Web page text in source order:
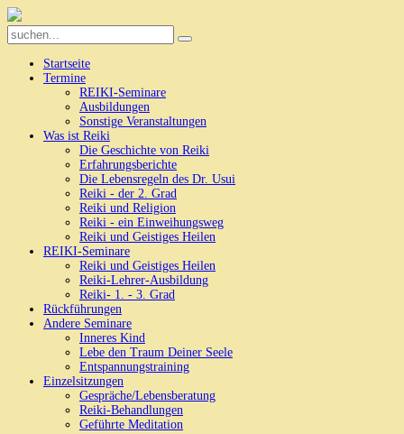
Startseite
Termine
REIKI-Seminare
Ausbildungen
Sonstige Veranstaltungen
Was ist Reiki
Die Geschichte von Reiki
Erfahrungsberichte
Die Lebensregeln des Dr. Usui
Reiki - der 2. Grad
Reiki und Religion
Reiki - ein Einweihungsweg
Reiki und Geistiges Heilen
REIKI-Seminare
Reiki und Geistiges Heilen
Reiki-Lehrer-Ausbildung
Reiki- 1. - 3. Grad
Rückführungen
Andere Seminare
Inneres Kind
Lebe den Traum Deiner Seele
Entspannungstraining
Einzelsitzungen
Gespräche/Lebensberatung
Reiki-Behandlungen
Geführte Meditation